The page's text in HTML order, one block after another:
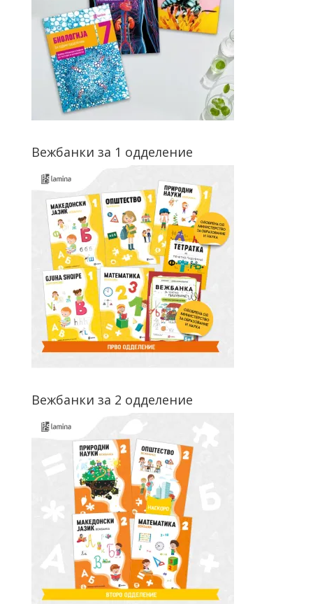
Вежбанки за 1 одделение
Вежбанки за 2 одделение